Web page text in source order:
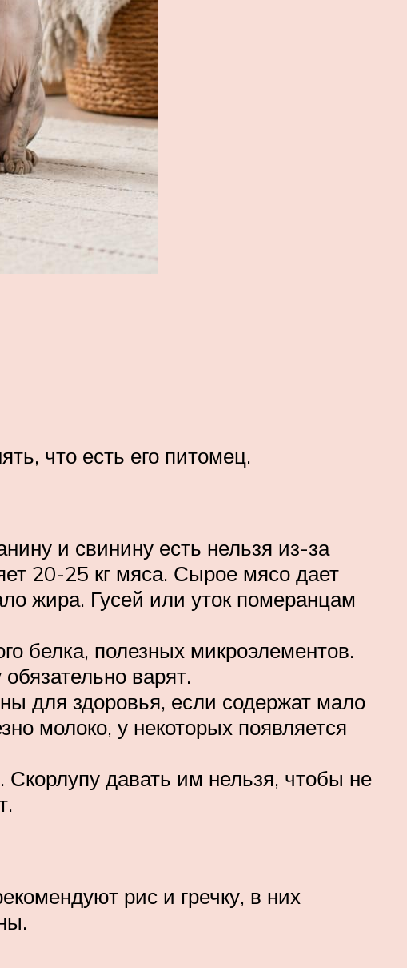
что есть его питомец.
и свинину есть нельзя из-за
20-25 кг мяса. Сырое мясо дает
жира. Гусей или уток померанцам
белка, полезных микроэлементов.
варят.
для здоровья, если содержат мало
молоко, у некоторых появляется
давать им нельзя, чтобы не
рис и гречку, в них